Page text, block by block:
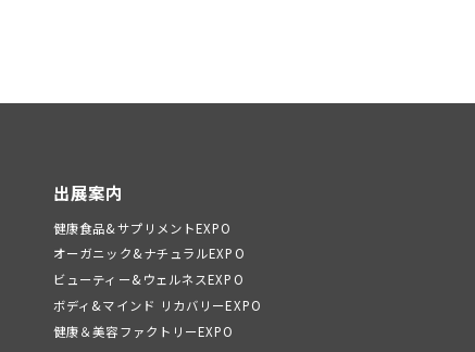
出展案内
健康食品&サプリメントEXPO
オーガニック&ナチュラルEXPO
ビューティー&ウェルネスEXPO
ボディ&マインド リカバリーEXPO
健康＆美容ファクトリーEXPO